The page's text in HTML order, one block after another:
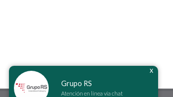
Grupo RS
Atención en línea vía chat
x